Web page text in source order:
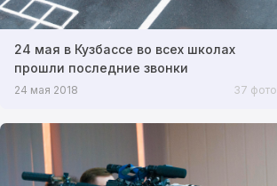
24 мая в Кузбассе во всех школах
прошли последние звонки
24 мая 2018 37 фото